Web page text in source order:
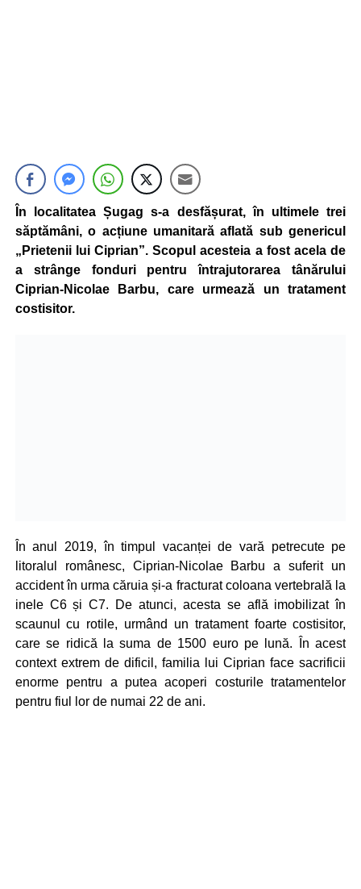
În localitatea Șugag s-a desfășurat, în ultimele trei
săptămâni, o acțiune umanitară aflată sub genericul
„Prietenii lui Ciprian”. Scopul acesteia a fost acela de
a strânge fonduri pentru întrajutorarea tânărului
Ciprian-Nicolae Barbu, care urmează un tratament
costisitor.
În anul 2019, în timpul vacanței de vară petrecute pe
litoralul românesc, Ciprian-Nicolae Barbu a suferit un
accident în urma căruia și-a fracturat coloana vertebrală la
inele C6 și C7. De atunci, acesta se află imobilizat în
scaunul cu rotile, urmând un tratament foarte costisitor,
care se ridică la suma de 1500 euro pe lună. În acest
context extrem de dificil, familia lui Ciprian face sacrificii
enorme pentru a putea acoperi costurile tratamentelor
pentru fiul lor de numai 22 de ani.